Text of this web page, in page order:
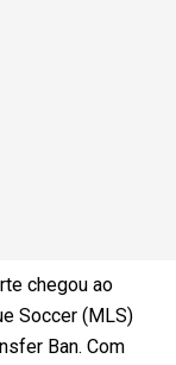
chegou ao
Soccer (MLS)
Ban. Com